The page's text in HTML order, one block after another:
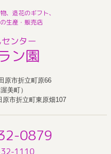
、造花のギフト、
生産・販売店
ンター
ン園
原市折立町原66
美町）
原市折立町東原畑107
0879
1110